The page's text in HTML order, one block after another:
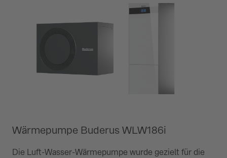
Wärmepumpe Buderus WLW186i
Die Luft-Wasser-Wärmepumpe wurde gezielt für die